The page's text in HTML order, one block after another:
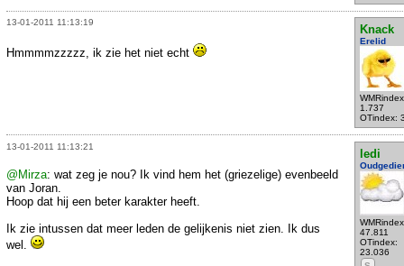
13-01-2011 11:13:19
Knack
Erelid
1.737
OTindex:
Hmmmmzzzzz, ik zie het niet echt
13-01-2011 11:13:21
ledi
47.811
OTindex:
23.036
@Mirza: wat zeg je nou? Ik vind hem het (griezelige) evenbeeld
van Joran.
Hoop dat hij een beter karakter heeft.
Ik zie intussen dat meer leden de gelijkenis niet zien. Ik dus
wel.